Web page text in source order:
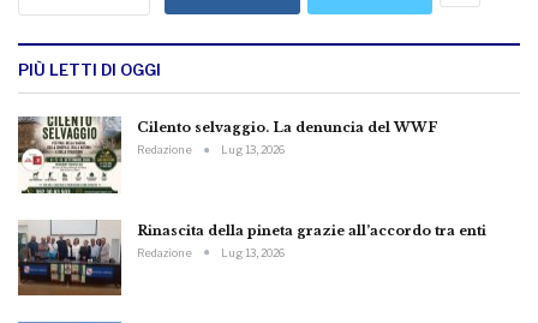
PIÙ LETTI DI OGGI
Cilento selvaggio. La denuncia del WWF
Redazione Lug 13, 2026
Rinascita della pineta grazie all’accordo tra enti
Redazione Lug 13, 2026